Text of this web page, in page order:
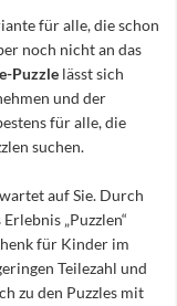
für alle, die schon
noch nicht an das
Puzzle lässt sich
und der
für alle, die
suchen.
wartet auf Sie. Durch
„Puzzlen“
für Kinder im
Teilezahl und
zu den Puzzles mit